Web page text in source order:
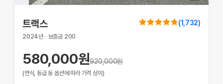
트랙스 (1,732)
2024년 · 보증금 200
580,000원920,000원
(연식, 등급 등 옵션에 따라 가격 상이)